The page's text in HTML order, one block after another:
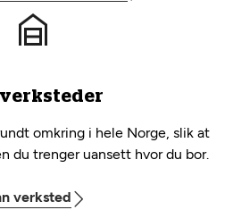
verksteder
omkring i hele Norge, slik at
du trenger uansett hvor du bor.
verksted